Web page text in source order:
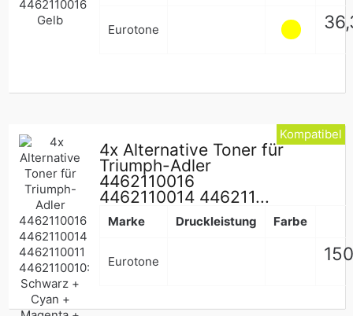
Eurotone
4x Alternative Toner für
Triumph-Adler
4462110016
4462110014 446211...
Marke Druckleistung Farbe
Eurotone
Kompatibel